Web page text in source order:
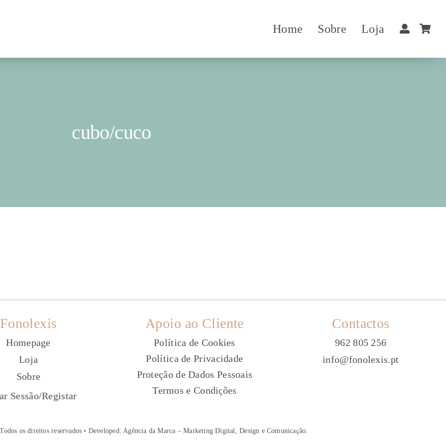
Home Sobre Loja
cubo/cuco
Fonolexis
Homepage
Loja
Sobre
Sessão/Registar
Apoio ao Cliente
Política de Cookies
Política de Privacidade
Proteção de Dados Pessoais
Termos e Condições
Contactos
962 805 256
info@fonolexis.pt
os direitos reservados • Developed:Agência da Marca – Marketing Digital, Design e Comunicação.